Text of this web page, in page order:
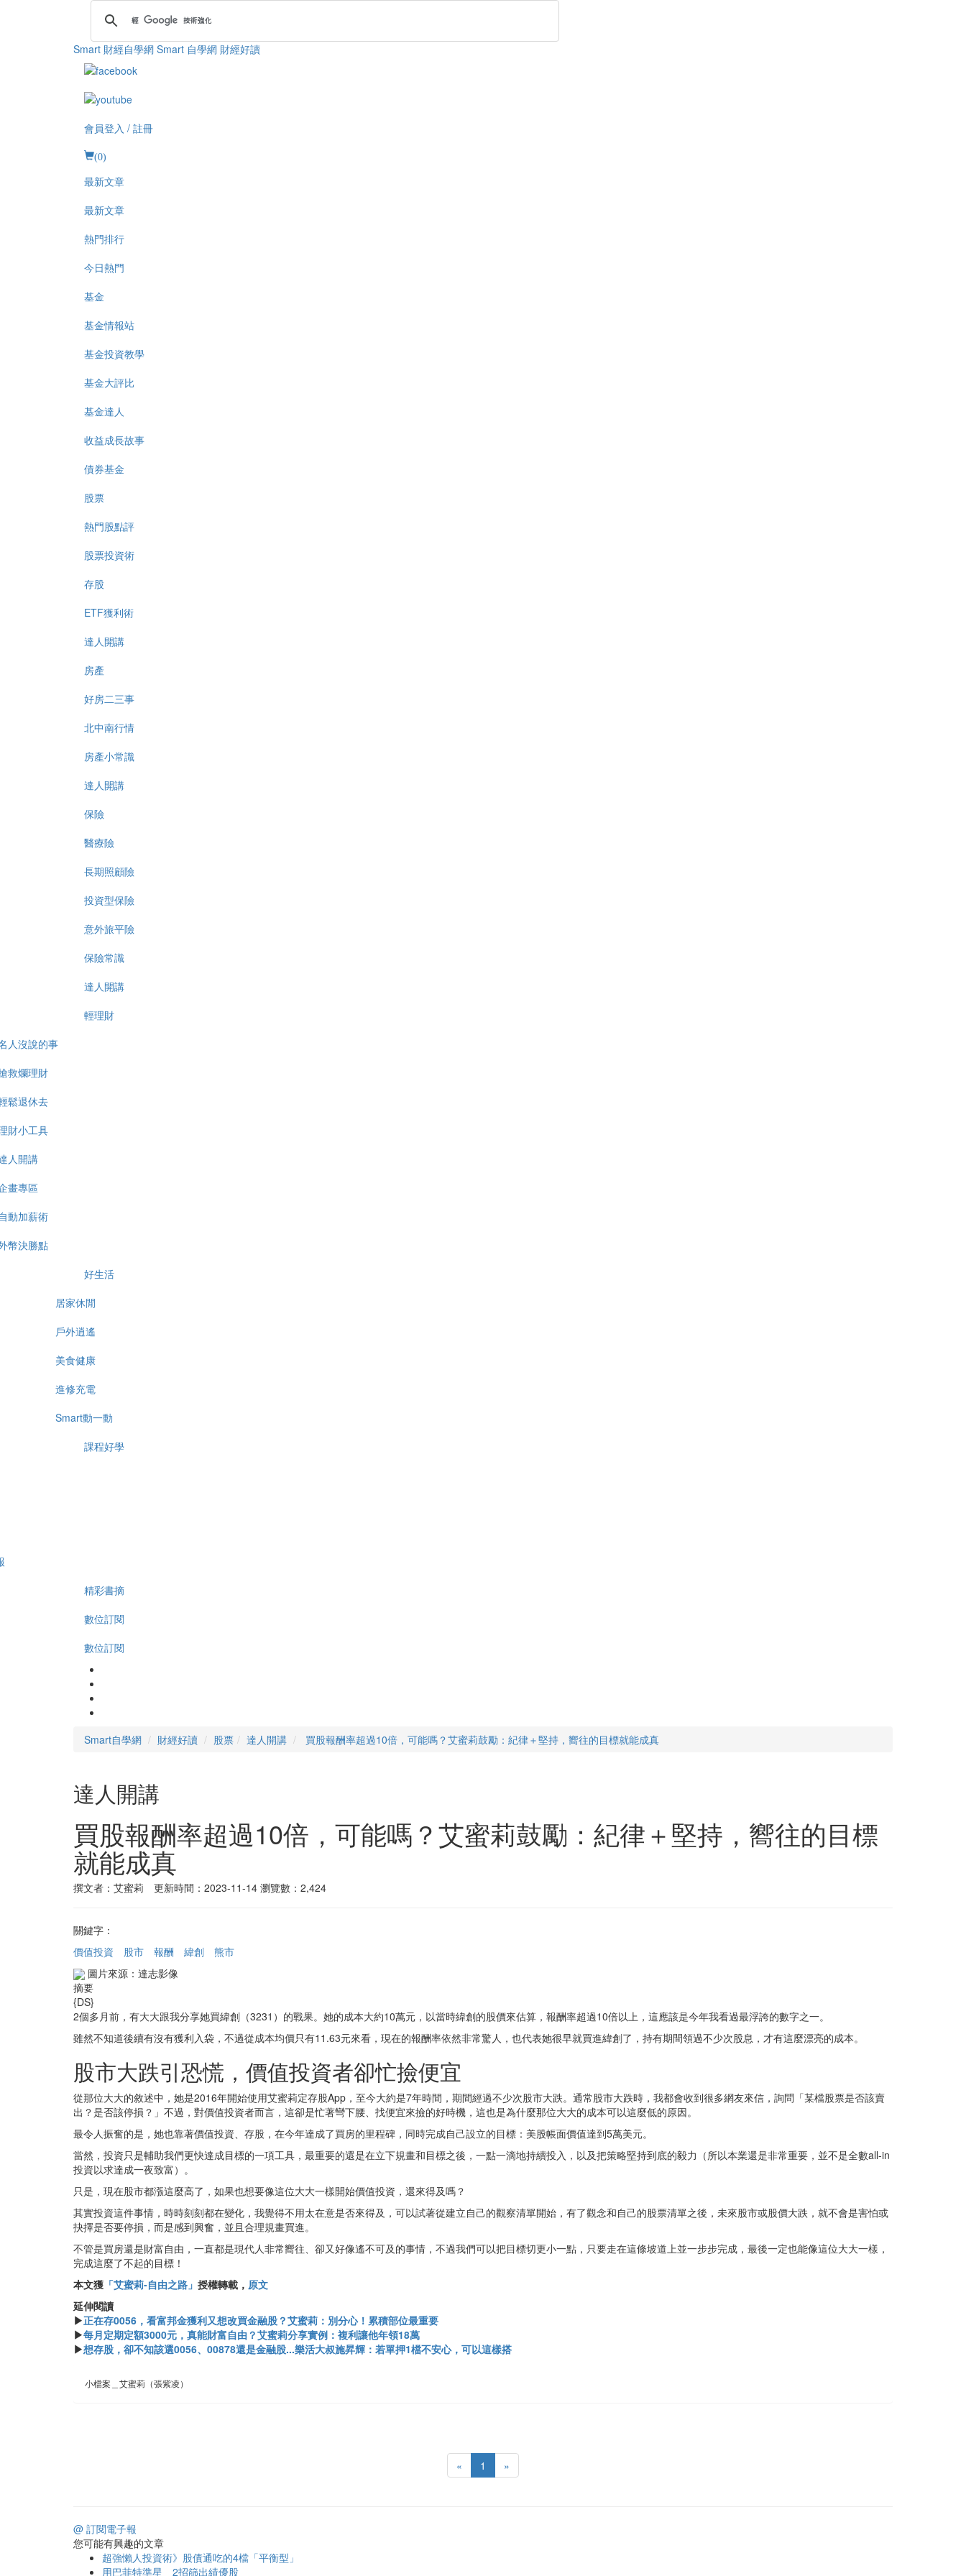
Smart 財經自學網 Smart 自學網 財經好讀
會員登入 / 註冊
(0)
最新文章
最新文章
熱門排行
今日熱門
基金
基金情報站
基金投資教學
基金大評比
基金達人
收益成長故事
債券基金
股票
熱門股點評
股票投資術
存股
ETF獲利術
達人開講
房產
好房二三事
北中南行情
房產小常識
達人開講
保險
醫療險
長期照顧險
投資型保險
意外旅平險
保險常識
達人開講
輕理財
人沒說的事
救爛理財
鬆退休去
財小工具
人開講
畫專區
動加薪術
幣決勝點
好生活
居家休閒
戶外逍遙
美食健康
進修充電
Smart動一動
課程好學
精彩書摘
數位訂閱
數位訂閱
Smart自學網 財經好讀 股票 達人開講 買股報酬率超過10倍，可能嗎？艾蜜莉鼓勵：紀律＋堅持，嚮往的目標就能成真
達人開講
買股報酬率超過10倍，可能嗎？艾蜜莉鼓勵：紀律＋堅持，嚮往的目標
就能成真
撰文者：艾蜜莉 更新時間：2023-11-14 瀏覽數：2,424
關鍵字：
價值投資
股市 報酬 緯創
熊市
圖片來源：達志影像
摘要
{DS}
2個多月前，有大大跟我分享她買緯創（3231）的戰果。她的成本大約10萬元，以當時緯創的股價來估算，報酬率超過10倍以上，這應該是今年我看過最浮誇的數字之一。
雖然不知道後續有沒有獲利入袋，不過從成本均價只有11.63元來看，現在的報酬率依然非常驚人，也代表她很早就買進緯創了，持有期間領過不少次股息，才有這麼漂亮的成本。
股市大跌引恐慌，價值投資者卻忙撿便宜
從那位大大的敘述中，她是2016年開始使用艾蜜莉定存股App，至今大約是7年時間，期間經過不少次股市大跌。通常股市大跌時，我都會收到很多網友來信，詢問「某檔股票是否該賣
出？是否該停損？」不過，對價值投資者而言，這卻是忙著彎下腰、找便宜來撿的好時機，這也是為什麼那位大大的成本可以這麼低的原因。
最令人振奮的是，她也靠著價值投資、存股，在今年達成了買房的里程碑，同時完成自己設立的目標：美股帳面價值達到5萬美元。
當然，投資只是輔助我們更快達成目標的一項工具，最重要的還是在立下規畫和目標之後，一點一滴地持續投入，以及把策略堅持到底的毅力（所以本業還是非常重要，並不是全數all-in
投資以求達成一夜致富）。
只是，現在股市都漲這麼高了，如果也想要像這位大大一樣開始價值投資，還來得及嗎？
其實投資這件事情，時時刻刻都在變化，我覺得不用太在意是否來得及，可以試著從建立自己的觀察清單開始，有了觀念和自己的股票清單之後，未來股市或股價大跌，就不會是害怕或
抉擇是否要停損，而是感到興奮，並且合理規畫買進。
不管是買房還是財富自由，一直都是現代人非常嚮往、卻又好像遙不可及的事情，不過我們可以把目標切更小一點，只要走在這條坡道上並一步步完成，最後一定也能像這位大大一樣，
完成這麼了不起的目標！
本文獲 「艾蜜莉-自由之路」 授權轉載， 原文
延伸閱讀
▶正在存0056，看富邦金獲利又想改買金融股？艾蜜莉：別分心！累積部位最重要
▶每月定期定額3000元，真能財富自由？艾蜜莉分享實例：複利讓他年領18萬
▶想存股，卻不知該選0056、00878還是金融股...樂活大叔施昇輝：若單押1檔不安心，可以這樣搭
小檔案＿艾蜜莉（張紫凌）
« 1 »
@ 訂閱電子報
您可能有興趣的文章
超強懶人投資術》股債通吃的4檔「平衡型」
用巴菲特準星 2招篩出績優股